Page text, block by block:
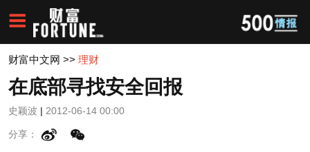
财富中文网 >> 理财
在底部寻找安全回报
史颖波 | 2012-06-14 00:00
分享：